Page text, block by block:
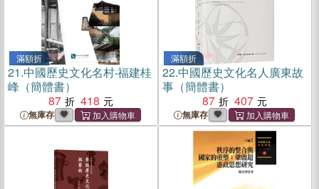
滿額折
21.中國歷史文化名村‧福建桂
峰（簡體書）
87
418
無庫存
滿額折
22.中國歷史文化名人廣東故
事（簡體書）
87
407
無庫存